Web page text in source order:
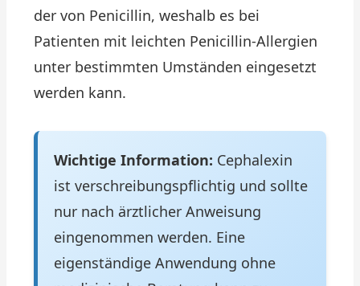
der von Penicillin, weshalb es bei
Patienten mit leichten Penicillin-Allergien
unter bestimmten Umständen eingesetzt
werden kann.
Wichtige Information: Cephalexin
ist verschreibungspflichtig und sollte
nur nach ärztlicher Anweisung
eingenommen werden. Eine
eigenständige Anwendung ohne